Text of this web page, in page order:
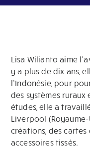
Lisa Wilianto aime
y a plus de dix ans,
l’Indonésie, pour
des systèmes ruraux
études, elle a
Liverpool
créations, des
accessoires tissés.